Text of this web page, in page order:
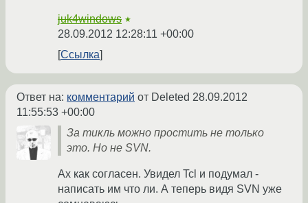
juk4windows ★
28.09.2012 12:28:11 +00:00
Ссылка
Ответ на: комментарий от Deleted 28.09.2012
11:55:53 +00:00
За тикль можно простить не только
это. Но не SVN.
Ах как согласен. Увидел Tcl и подумал -
написать им что ли. А теперь видя SVN уже